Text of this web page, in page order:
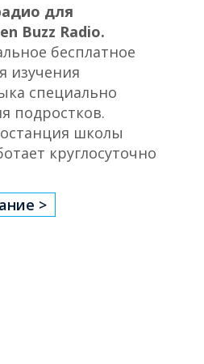
для
Buzz Radio.
бесплатное
изучения
специально
подростков.
школы
круглосуточно
>